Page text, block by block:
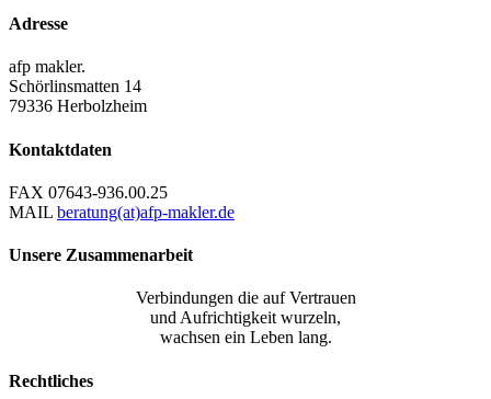
Adresse
afp makler.
Schörlinsmatten 14
79336 Herbolzheim
Kontaktdaten
FAX 07643-936.00.25
MAIL beratung(at)afp-makler.de
Unsere Zusammenarbeit
Verbindungen die auf Vertrauen
und Aufrichtigkeit wurzeln,
wachsen ein Leben lang.
Rechtliches